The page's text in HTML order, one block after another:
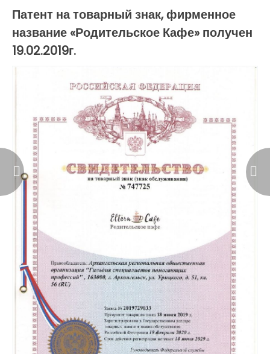
по
записям
Патент на товарный знак, фирменное
название «Родительское Кафе» получен
19.02.2019г.